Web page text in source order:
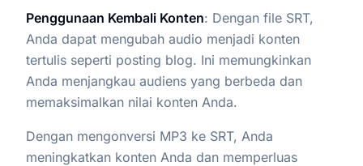
Penggunaan Kembali Konten: Dengan file SRT,
Anda dapat mengubah audio menjadi konten
tertulis seperti posting blog. Ini memungkinkan
Anda menjangkau audiens yang berbeda dan
memaksimalkan nilai konten Anda.
Dengan mengonversi MP3 ke SRT, Anda
meningkatkan konten Anda dan memperluas